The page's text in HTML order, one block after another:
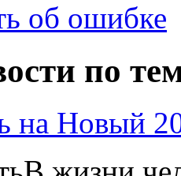
об ошибке
по
на Новый